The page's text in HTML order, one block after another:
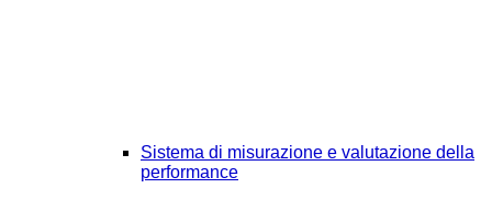
Sistema di misurazione e valutazione della
performance